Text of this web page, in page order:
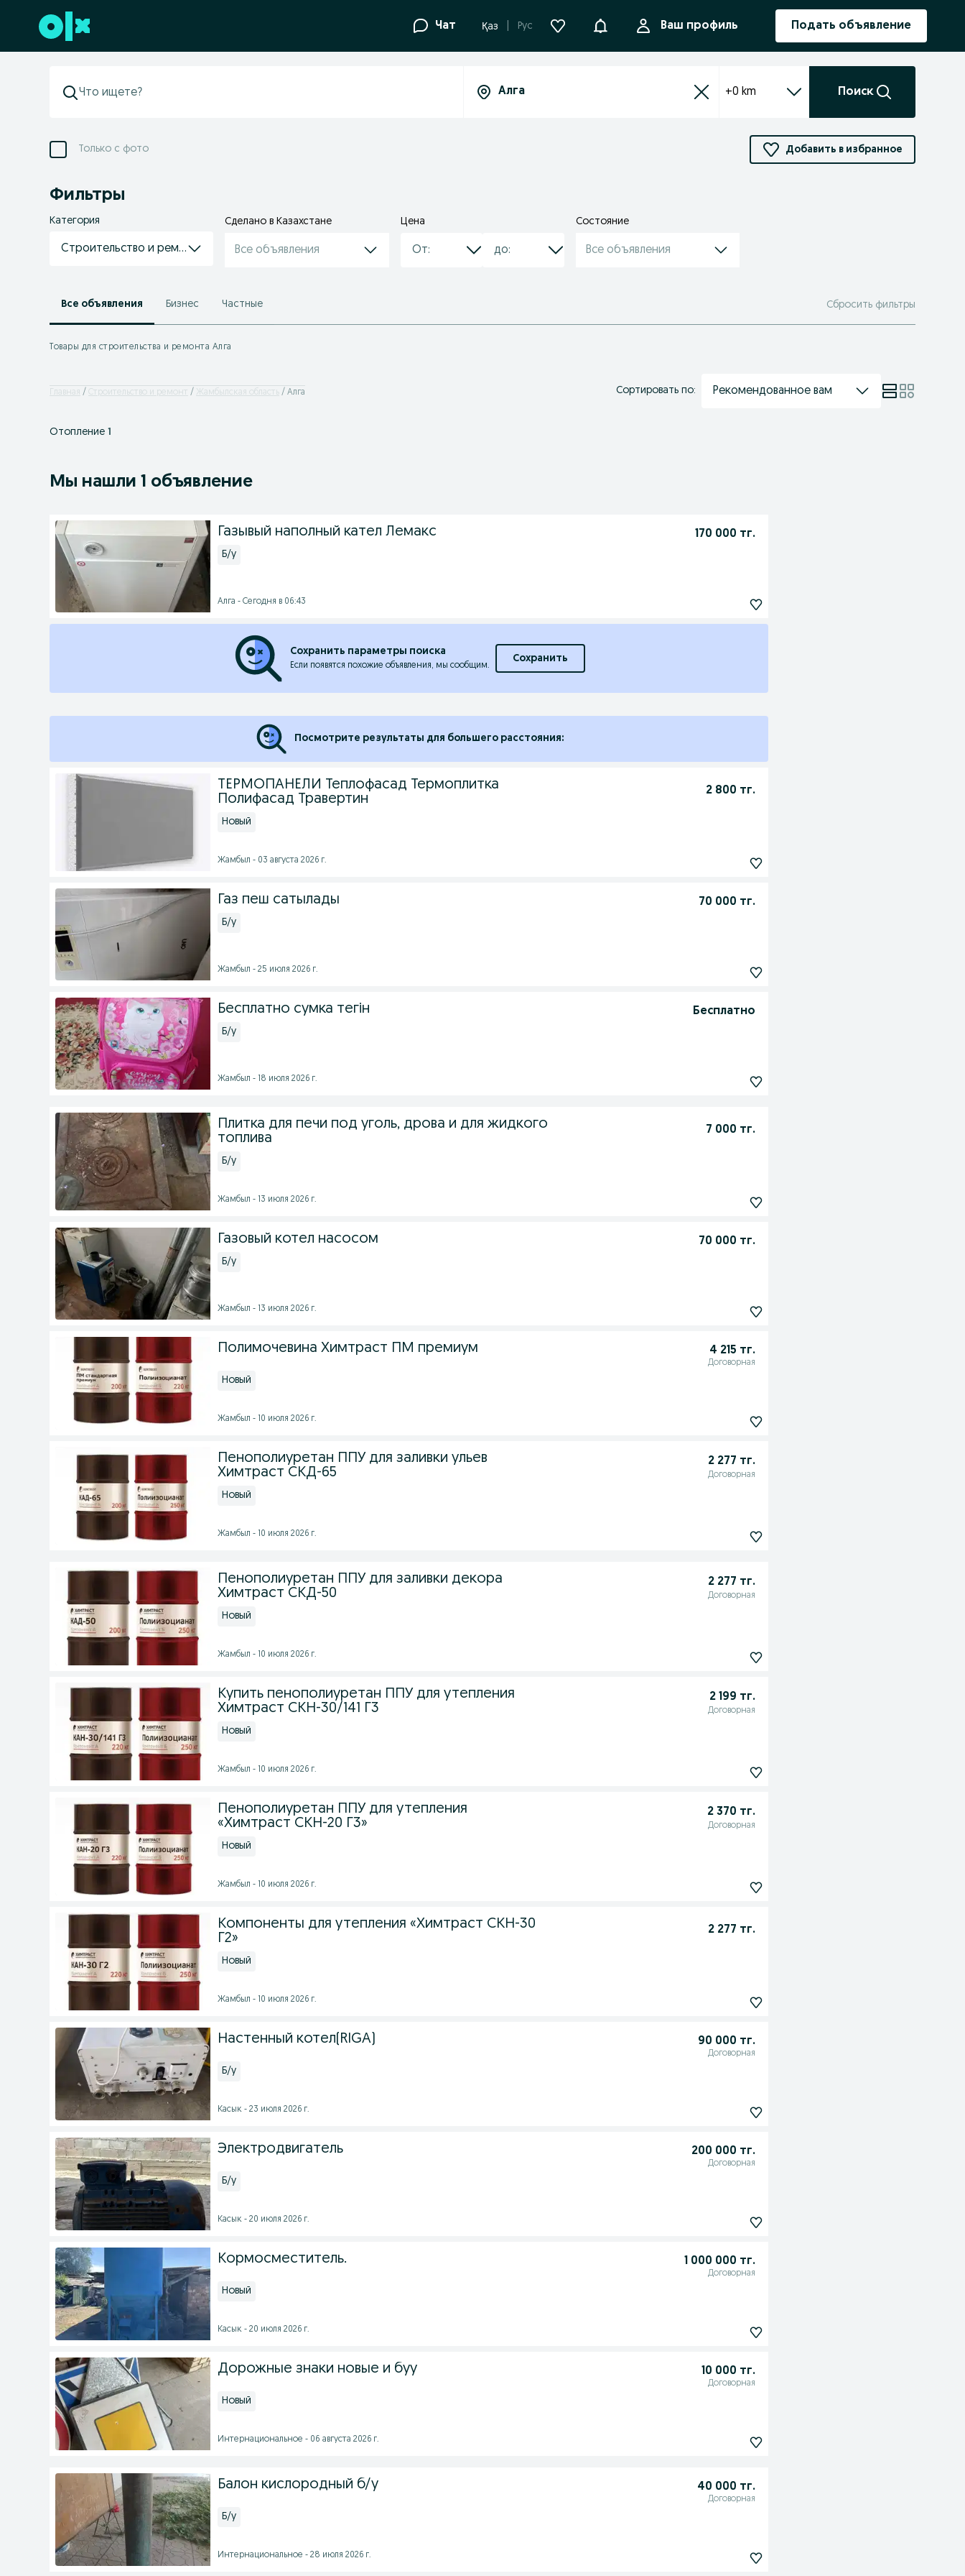
Перейти к нижнему колонтитулу Чат Қаз Рус УведомленияВаш профиль Подать объявление
+0 km Поиск
Только с фото Добавить в избранное
Фильтры
Категория
Строительство и ремонт
Сделано в Казахстане
Все объявления
Цена Состояние
Все объявления
Все объявления Бизнес Частные Сбросить фильтры
Товары для строительства и ремонта Алга
Главная Строительство и ремонт Жамбылская область Алга Сортировать по: Рекомендованное вам
Отопление 1
Мы нашли 1 объявление
Газывый наполный кател Лемакс 170 000 тг.
Б/у
Алга - Сегодня в 06:43
Сохранить параметры поиска
Если появятся похожие объявления, мы сообщим.
Сохранить
Посмотрите результаты для большего расстояния:
ТЕРМОПАНЕЛИ Теплофасад Термоплитка
Полифасад Травертин
2 800 тг.
Новый
Жамбыл - 03 августа 2026 г.
Газ пеш сатылады 70 000 тг.
Б/у
Жамбыл - 25 июля 2026 г.
Бесплатно сумка тегін Бесплатно
Б/у
Жамбыл - 18 июля 2026 г.
Плитка для печи под уголь, дрова и для жидкого
топлива
7 000 тг.
Б/у
Жамбыл - 13 июля 2026 г.
Газовый котел насосом 70 000 тг.
Б/у
Жамбыл - 13 июля 2026 г.
Полимочевина Химтраст ПМ премиум 4 215 тг.
Договорная
Новый
Жамбыл - 10 июля 2026 г.
Пенополиуретан ППУ для заливки ульев
Химтраст СКД-65
2 277 тг.
Договорная
Новый
Жамбыл - 10 июля 2026 г.
Пенополиуретан ППУ для заливки декора
Химтраст СКД-50
2 277 тг.
Договорная
Новый
Жамбыл - 10 июля 2026 г.
Купить пенополиуретан ППУ для утепления
Химтраст СКН-30/141 Г3
2 199 тг.
Договорная
Новый
Жамбыл - 10 июля 2026 г.
Пенополиуретан ППУ для утепления
«Химтраст СКН-20 Г3»
2 370 тг.
Договорная
Новый
Жамбыл - 10 июля 2026 г.
Компоненты для утепления «Химтраст СКН-30
Г2»
2 277 тг.
Новый
Жамбыл - 10 июля 2026 г.
Настенный котел(RIGA) 90 000 тг.
Договорная
Б/у
Касык - 23 июля 2026 г.
Электродвигатель 200 000 тг.
Договорная
Б/у
Касык - 20 июля 2026 г.
Кормосместитель. 1 000 000 тг.
Договорная
Новый
Касык - 20 июля 2026 г.
Дорожные знаки новые и буу 10 000 тг.
Договорная
Новый
Интернациональное - 06 августа 2026 г.
Балон кислородный б/у 40 000 тг.
Договорная
Б/у
Интернациональное - 28 июля 2026 г.